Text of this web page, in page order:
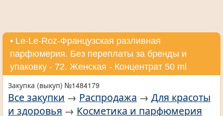
• Le-Le-Roz-Французская разливная
парфюмерия. Без переплаты за бренды и
упаковку - 72. Женская - Концентрат 50 ml
Закупка (выкуп) №1484179
Все закупки → Распродажа → Для красоты
и здоровья → Косметика и парфюмерия